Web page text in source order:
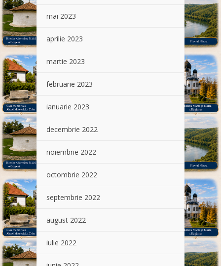
mai 2023
aprilie 2023
martie 2023
februarie 2023
ianuarie 2023
decembrie 2022
noiembrie 2022
octombrie 2022
septembrie 2022
august 2022
iulie 2022